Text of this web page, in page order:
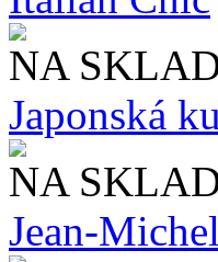
NA
Japonská
NA
Jean-